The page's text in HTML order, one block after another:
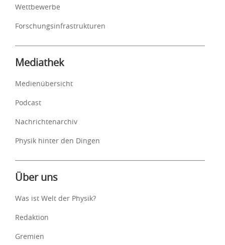
Wettbewerbe
Forschungsinfrastrukturen
Mediathek
Medienübersicht
Podcast
Nachrichtenarchiv
Physik hinter den Dingen
Über uns
Was ist Welt der Physik?
Redaktion
Gremien